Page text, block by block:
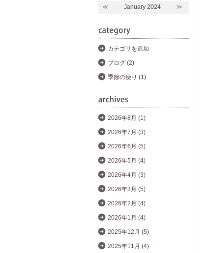
≪ January 2024 ≫
カテゴリを追加
ブログ (2)
季節の便り (1)
2026年8月 (1)
2026年7月 (3)
2026年6月 (5)
2026年5月 (4)
2026年4月 (3)
2026年3月 (5)
2026年2月 (4)
2026年1月 (4)
2025年12月 (5)
2025年11月 (4)